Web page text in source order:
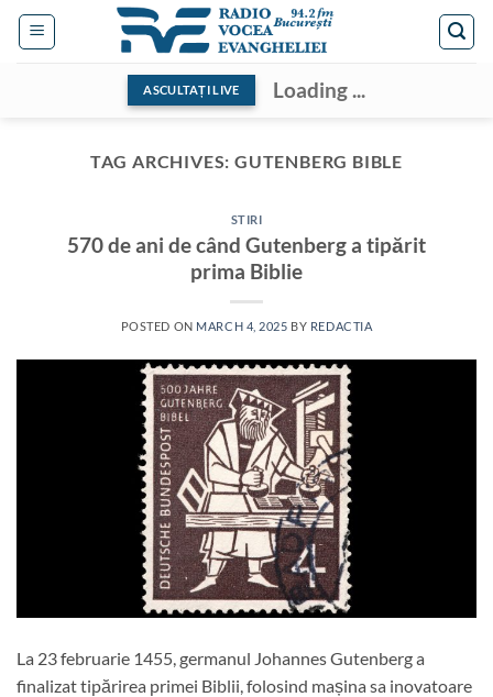
Skip
ASCULTAȚI LIVE Loading ...
TAG ARCHIVES:GUTENBERG BIBLE
STIRI
570 de ani de când Gutenberg a tipărit
prima Biblie
POSTED ON MARCH 4, 2025 BY REDACTIA
La 23 februarie 1455, germanul Johannes Gutenberg a
finalizat tipărirea primei Biblii, folosind mașina sa inovatoare